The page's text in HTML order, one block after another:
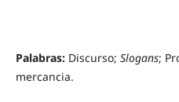
Palabras:Discurso; Slogans;
mercancia.